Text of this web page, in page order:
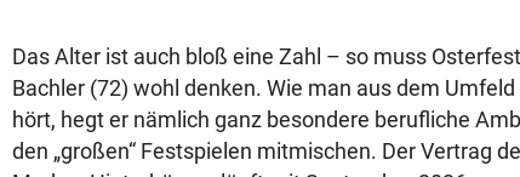
Das Alter ist auch bloß eine Zahl – so muss
Bachler (72) wohl denken. Wie man aus dem
hört, hegt er nämlich ganz besondere berufliche
den „großen“ Festspielen mitmischen. Der Vertrag